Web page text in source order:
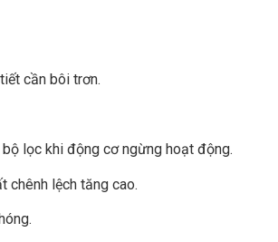
cần bôi trơn.
lọc khi động cơ ngừng hoạt động.
chênh lệch tăng cao.